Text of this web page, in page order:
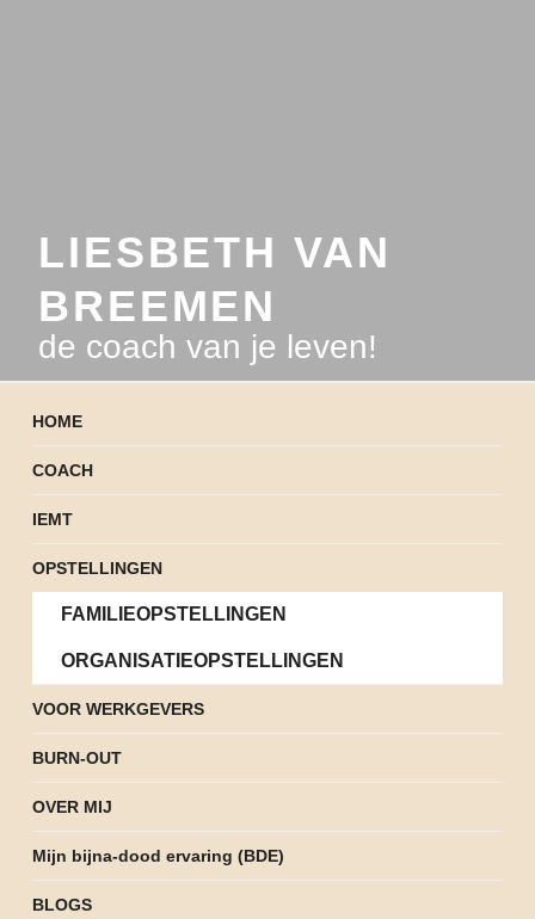
LIESBETH VAN
BREEMEN
de coach van je leven!
HOME
COACH
IEMT
OPSTELLINGEN
FAMILIEOPSTELLINGEN
ORGANISATIEOPSTELLINGEN
VOOR WERKGEVERS
BURN-OUT
OVER MIJ
Mijn bijna-dood ervaring (BDE)
BLOGS